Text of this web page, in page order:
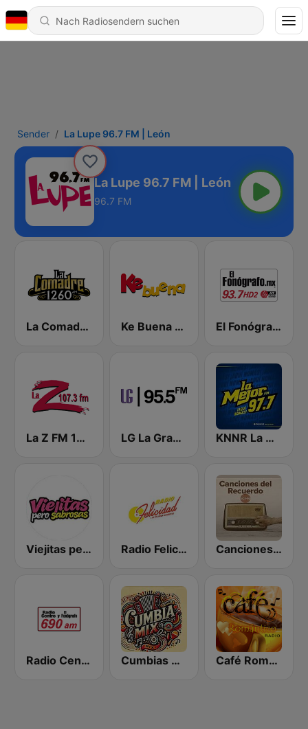
Sender La Lupe 96.7 FM | León
La Lupe 96.7 FM | León
96.7 FM
La Comadre 1260 AM Ke Buena 92.9 FM El Fonógrafo HD2
La Z FM 107.3 LG La Grande KNNR La Mejor 97.7 FM
Viejitas pero Sabrosas Radio Radio Felicidad 1180 AM Canciones del Recuerdo DJec
Radio Centro y El Fonógrafo Cumbias Mix Café Romántico Radio